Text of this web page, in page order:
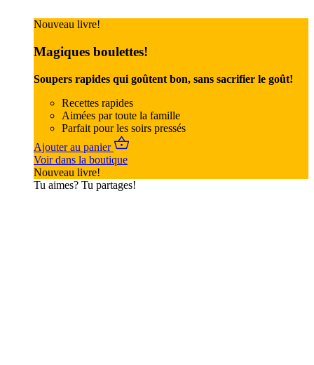
Nouveau livre!
Magiques boulettes!
Soupers rapides qui goûtent bon, sans sacrifier le goût!
Recettes rapides
Aimées par toute la famille
Parfait pour les soirs pressés
Ajouter au panier
Voir dans la boutique
Nouveau livre!
Tu aimes? Tu partages!